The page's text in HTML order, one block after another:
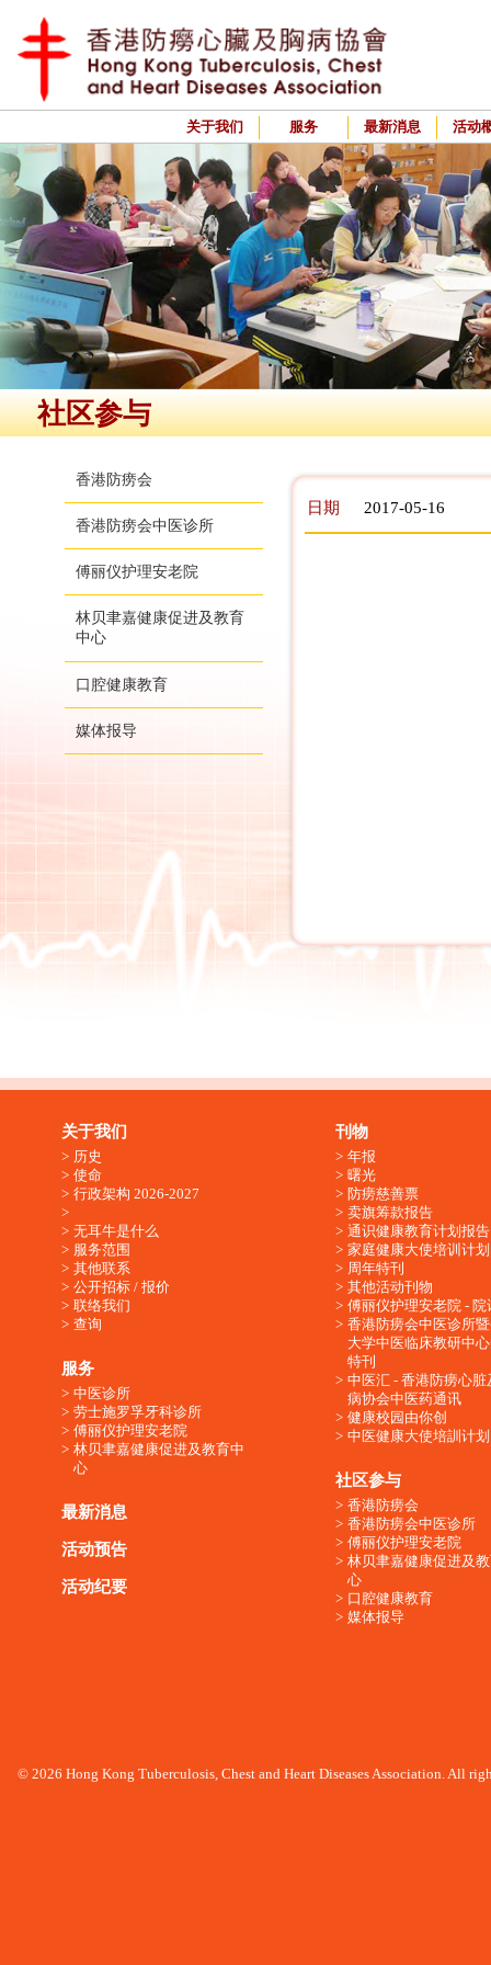
关于我们 服务 最新消息 活动
社区参与
香港防痨会
香港防痨会中医诊所
傅丽仪护理安老院
林贝聿嘉健康促进及教育
中心
口腔健康教育
媒体报导
日期 2017-05-16
关于我们
历史
使命
行政架构 2026-2027
无耳牛是什么
服务范围
其他联系
公开招标 / 报价
联络我们
查询
服务
中医诊所
劳士施罗孚牙科诊所
傅丽仪护理安老院
林贝聿嘉健康促进及教育中
心
最新消息
活动预告
活动纪要
刊物
年报
曙光
防痨慈善票
卖旗筹款报告
通识健康教育计划报告
家庭健康大使培训计划
周年特刊
其他活动刊物
傅丽仪护理安老院 - 院
香港防痨会中医诊所
大学中医临床教研中
特刊
中医汇 - 香港防痨心脏
病协会中医药通讯
健康校园由你创
中医健康大使培訓计划
社区参与
香港防痨会
香港防痨会中医诊所
傅丽仪护理安老院
林贝聿嘉健康促进及
心
口腔健康教育
媒体报导
© 2026 Hong Kong Tuberculosis, Chest and Heart Diseases Association. All